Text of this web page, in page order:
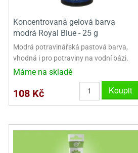
VYKRAJOVÁTEK - OSTATNÍ
VYKRAJOVÁTEK - VÁNOCE
VYKRAJOVÁTEK - VELIKONOCE
FORMIČKY
- HNĚTYNKY, NA KOBLIHY
VELKÁ NA PERNÍKY
VYKRAJOVAČKY
Koncentrovaná gelová barva
modrá Royal Blue - 25 g
Modrá potravinářská pastová barva,
vhodná i pro potraviny na vodní bázi.
Máme na skladě
108 Kč Koupit